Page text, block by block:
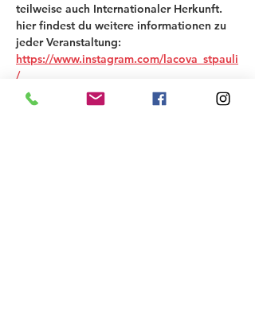
teilweise auch Internationaler Herkunft.
hier findest du weitere informationen zu
jeder Veranstaltung:
https://www.instagram.com/lacova_stpauli
/
Wir freuen uns über alle Gäste und bitten